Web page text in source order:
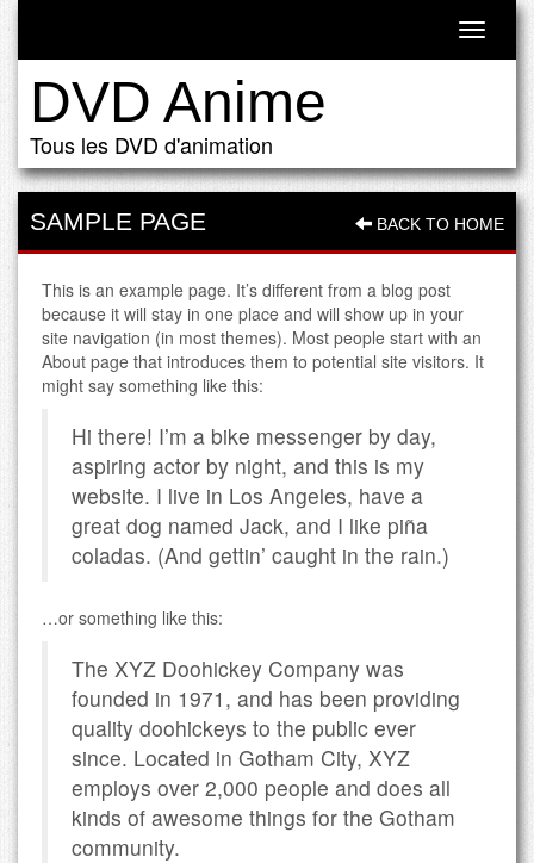
Toggle
DVD Anime
Tous les DVD d'animation
SAMPLE PAGE BACK TO HOME
This is an example page. It’s different from a blog post
because it will stay in one place and will show up in your
site navigation (in most themes). Most people start with an
About page that introduces them to potential site visitors. It
might say something like this:
Hi there! I’m a bike messenger by day,
aspiring actor by night, and this is my
website. I live in Los Angeles, have a
great dog named Jack, and I like piña
coladas. (And gettin’ caught in the rain.)
…or something like this:
The XYZ Doohickey Company was
founded in 1971, and has been providing
quality doohickeys to the public ever
since. Located in Gotham City, XYZ
employs over 2,000 people and does all
kinds of awesome things for the Gotham
community.